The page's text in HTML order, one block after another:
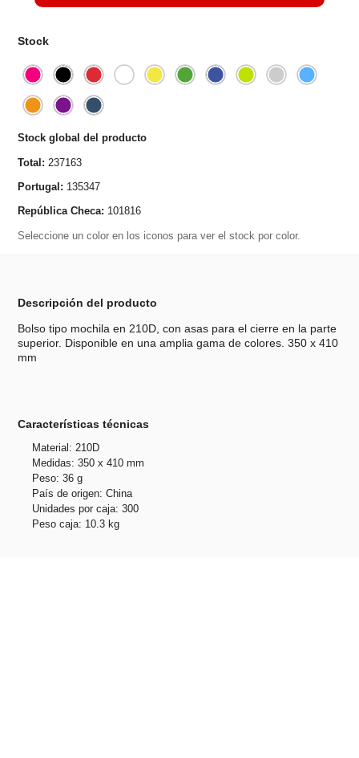
Stock
Stock global del producto
Total: 237163
Portugal: 135347
República Checa: 101816
Seleccione un color en los iconos para ver el stock por color.
Descripción del producto
Bolso tipo mochila en 210D, con asas para el cierre en la parte
superior. Disponible en una amplia gama de colores. 350 x 410
mm
Características técnicas
Material: 210D
Medidas: 350 x 410 mm
Peso: 36 g
País de origen: China
Unidades por caja: 300
Peso caja: 10.3 kg